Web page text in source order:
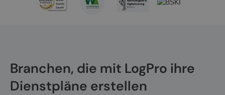
Branchen, die mit LogPro ihre
Dienstpläne erstellen